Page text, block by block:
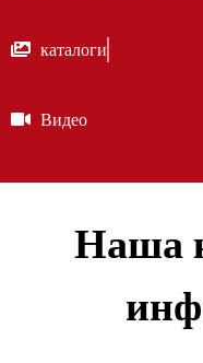
каталоги
Видео
Наша